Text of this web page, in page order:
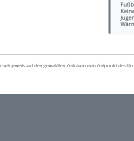
sich jeweils auf den gewählten Zeitraum zum Zeitpunkt des